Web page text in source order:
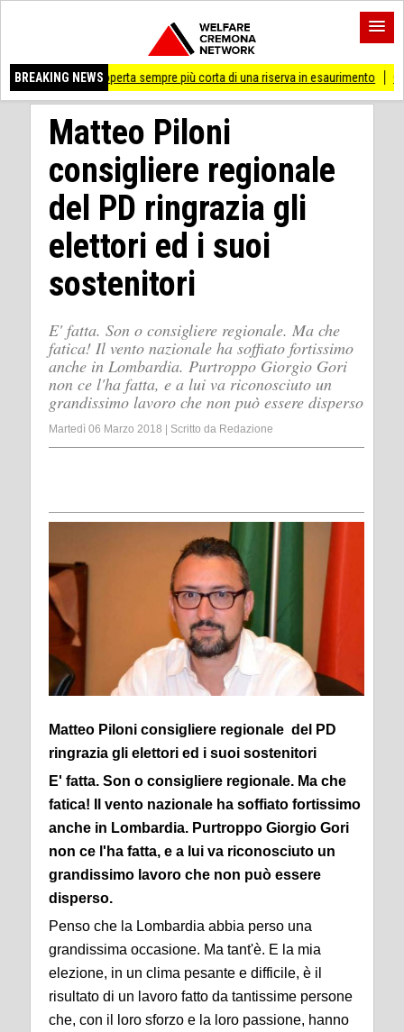
BREAKING NEWS
coperta sempre più corta di una riserva in esaurimento Cremona
Matteo Piloni
consigliere regionale
del PD ringrazia gli
elettori ed i suoi
sostenitori
E' fatta. Son o consigliere regionale. Ma che
fatica! Il vento nazionale ha soffiato fortissimo
anche in Lombardia. Purtroppo Giorgio Gori
non ce l'ha fatta, e a lui va riconosciuto un
grandissimo lavoro che non può essere disperso
Martedì 06 Marzo 2018 Scritto da Redazione
Matteo Piloni consigliere regionale del PD
ringrazia gli elettori ed i suoi sostenitori
E' fatta. Son o consigliere regionale. Ma che
fatica! Il vento nazionale ha soffiato fortissimo
anche in Lombardia. Purtroppo Giorgio Gori
non ce l'ha fatta, e a lui va riconosciuto un
grandissimo lavoro che non può essere
disperso.
Penso che la Lombardia abbia perso una
grandissima occasione. Ma tant'è. E la mia
elezione, in un clima pesante e difficile, è il
risultato di un lavoro fatto da tantissime persone
che, con il loro sforzo e la loro passione, hanno